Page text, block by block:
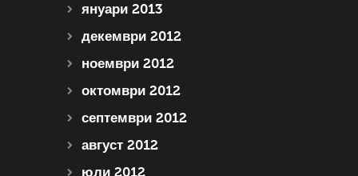
януари 2013
декември 2012
ноември 2012
октомври 2012
септември 2012
август 2012
юли 2012